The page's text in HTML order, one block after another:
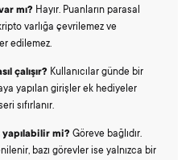
mı? Hayır. Puanların parasal
varlığa çevrilemez ve
edilemez.
çalışır? Kullanıcılar günde bir
yapılan girişler ek hediyeler
sıfırlanır.
mi? Göreve bağlıdır.
bazı görevler ise yalnızca bir